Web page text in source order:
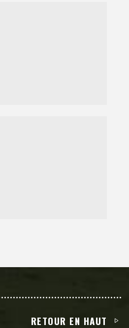
RETOUR EN HAUT